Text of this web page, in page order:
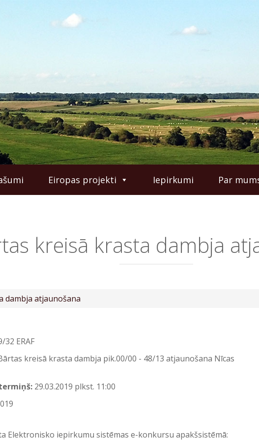
Eiropas projekti Iepirkumi Par
kreisā krasta dambja
dambja atjaunošana
32 ERAF
kreisā krasta dambja pik.00/00 - 48/13 atjaunošana Nīcas
29.03.2019 plkst. 11:00
Elektronisko iepirkumu sistēmas e-konkursu apakšsistēmā: